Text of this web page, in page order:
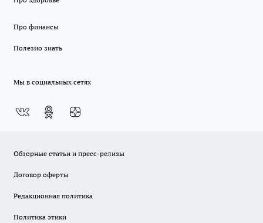
Про финансы
Полезно знать
Мы в социальных сетях
Обзорные статьи и пресс-релизы
Договор оферты
Редакционная политика
Политика этики